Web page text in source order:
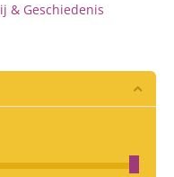
& Geschiedenis